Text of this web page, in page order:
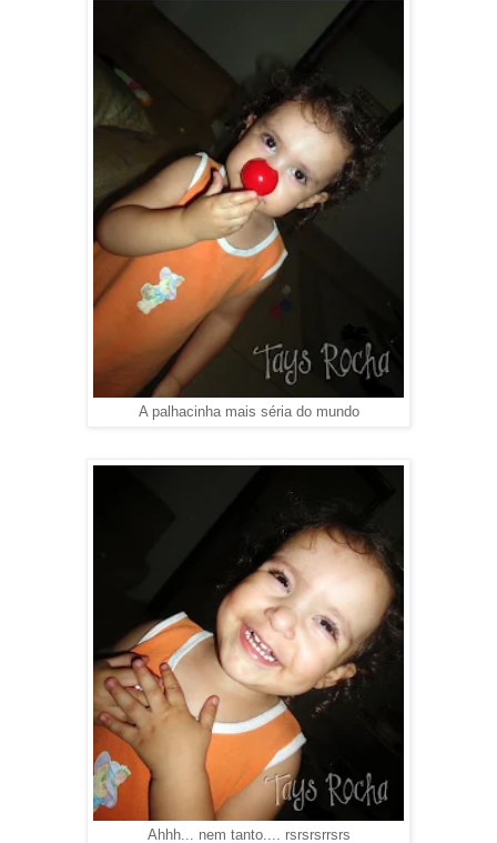
A palhacinha mais séria do mundo
Ahhh... nem tanto.... rsrsrsrrsrs